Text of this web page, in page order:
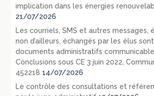
implication dans les énergies
21/07/2026
Les courriels, SMS et autres messages,
non d’ailleurs, échangés par les élus
documents administratifs
Conclusions sous CE 3 juin 2022,
452218 14/07/2026
Le contrôle des consultations et